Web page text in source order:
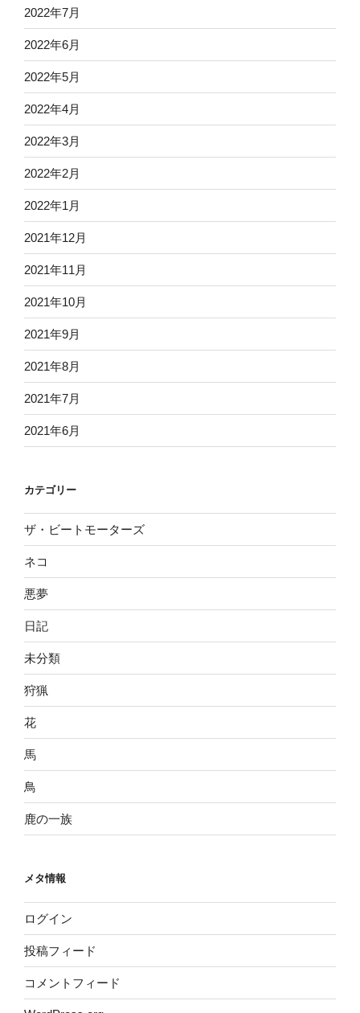
2022年7月
2022年6月
2022年5月
2022年4月
2022年3月
2022年2月
2022年1月
2021年12月
2021年11月
2021年10月
2021年9月
2021年8月
2021年7月
2021年6月
カテゴリー
ザ・ビートモーターズ
ネコ
悪夢
日記
未分類
狩猟
花
馬
鳥
鹿の一族
メタ情報
ログイン
投稿フィード
コメントフィード